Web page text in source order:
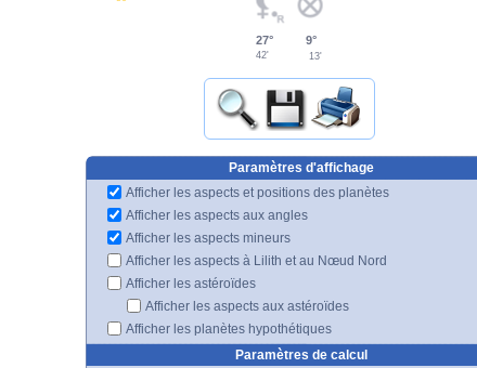
27°
42'
9°
13'
Paramètres d'affichage
Afficher les aspects et positions des planètes
Afficher les aspects aux angles
Afficher les aspects mineurs
Afficher les aspects à Lilith et au Nœud Nord
Afficher les astéroïdes
Afficher les aspects aux astéroïdes
Afficher les planètes hypothétiques
Paramètres de calcul